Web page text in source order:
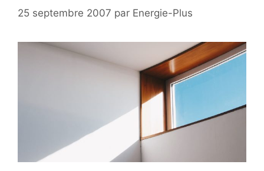
25 septembre 2007 par Energie-Plus